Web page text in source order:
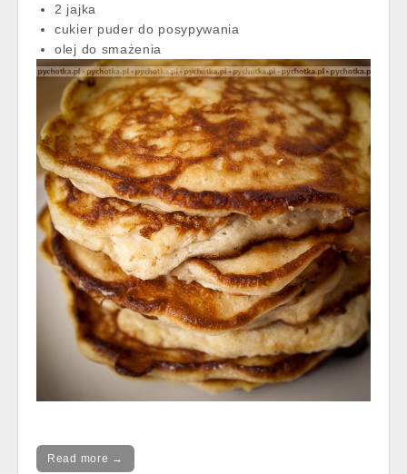
2 jajka
cukier puder do posypywania
olej do smażenia
Read more →